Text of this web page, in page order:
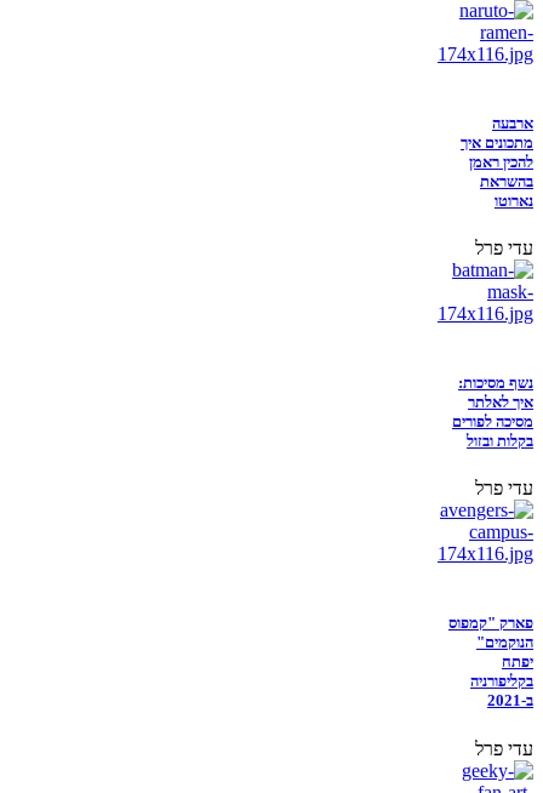
ארבעה
מתכונים איך
להכין ראמן
בהשראת
נארוטו
עדי פרל
נשף מסיכות:
איך לאלתר
מסיכה לפורים
בקלות ובזול
עדי פרל
פארק "קמפוס
הנוקמים"
יפתח
בקליפורניה
ב-2021
עדי פרל